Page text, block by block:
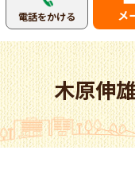
電話をかける メ
木原伸